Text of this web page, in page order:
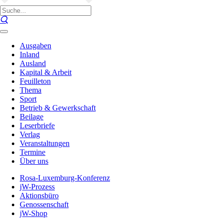
Ausgaben
Inland
Ausland
Kapital & Arbeit
Feuilleton
Thema
Sport
Betrieb & Gewerkschaft
Beilage
Leserbriefe
Verlag
Veranstaltungen
Termine
Über uns
Rosa-Luxemburg-Konferenz
jW-Prozess
Aktionsbüro
Genossenschaft
jW-Shop